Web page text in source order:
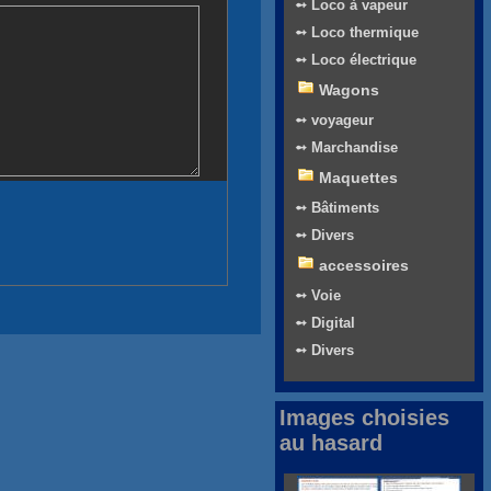
➻ Loco à vapeur
➻ Loco thermique
➻ Loco électrique
Wagons
➻ voyageur
➻ Marchandise
Maquettes
➻ Bâtiments
➻ Divers
accessoires
➻ Voie
➻ Digital
➻ Divers
Images choisies
au hasard